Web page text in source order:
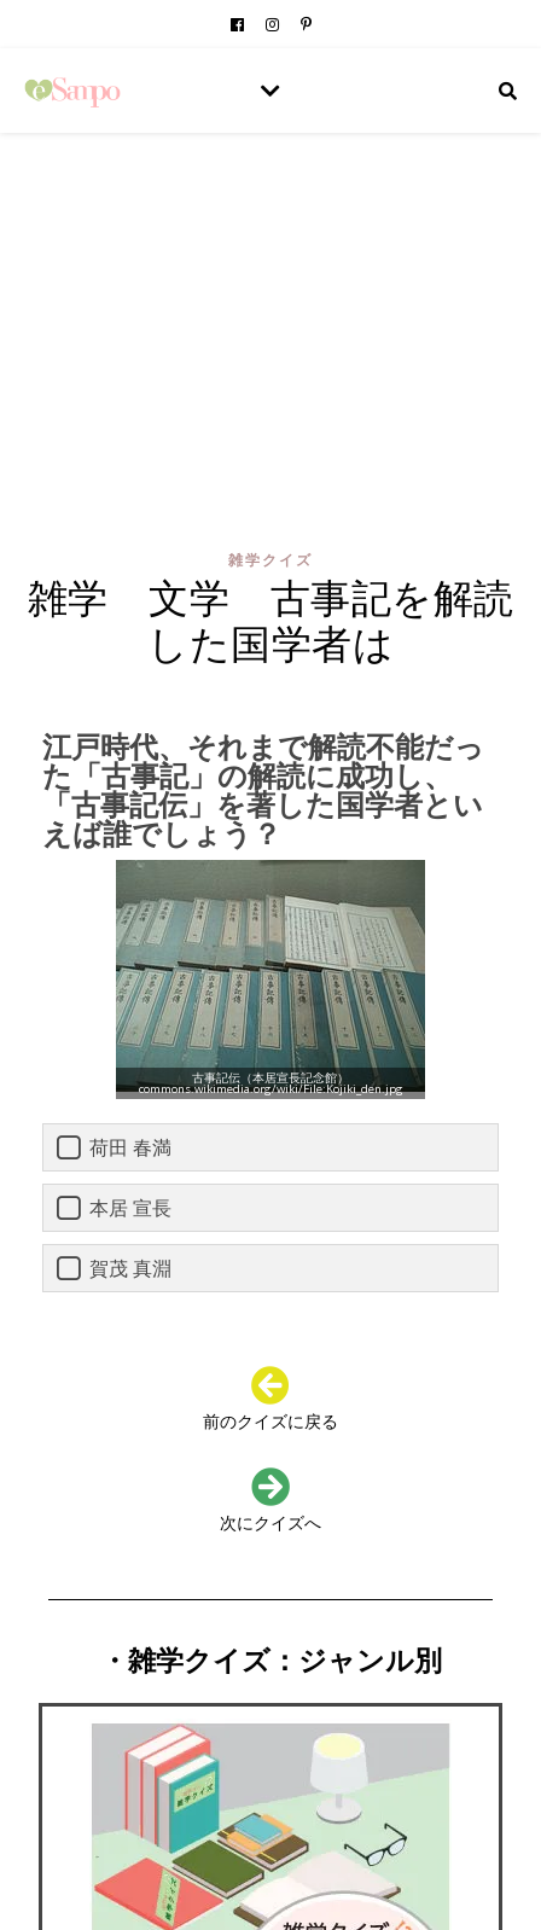
雑学クイズ
雑学 文学 古事記を解読
した国学者は
江戸時代、それまで解読不能だっ
た「古事記」の解読に成功し、
「古事記伝」を著した国学者とい
えば誰でしょう？
古事記伝（本居宣長記念館）
commons.wikimedia.org/wiki/File:Kojiki_den.jpg
荷田 春満
本居 宣長
賀茂 真淵
前のクイズに戻る
次にクイズへ
・雑学クイズ：ジャンル別